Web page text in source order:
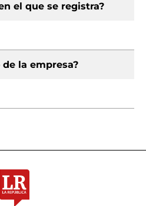
el que se registra?
la empresa?